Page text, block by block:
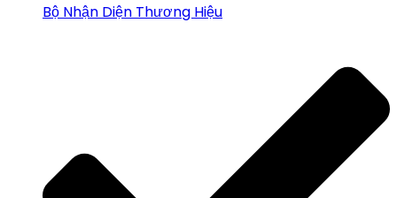
Bộ Nhận Diện Thương Hiệu